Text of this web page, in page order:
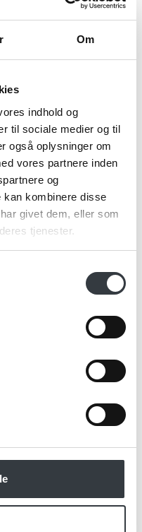
Om
indhold og
til sociale medier og til
også oplysninger om
vores partnere inden
og
kan kombinere disse
givet dem, eller som
tjenester.
TE & KAFFE